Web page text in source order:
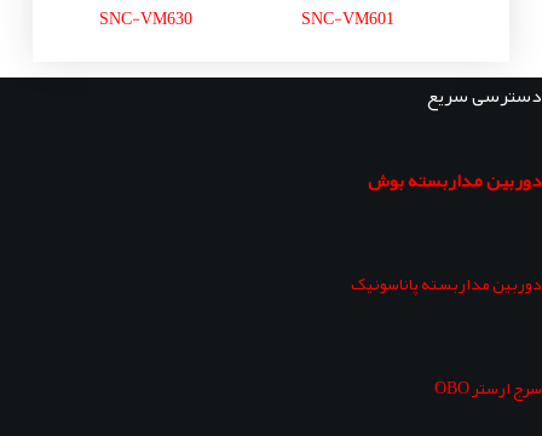
SNC-VM601
SNC-VM630
دسترسی سریع
دوربین مداربسته بوش
دوربین مداربسته پاناسونیک
سرج ارستر OBO